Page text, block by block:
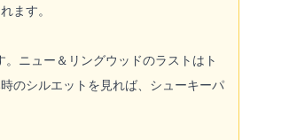
ます。
ニュー＆リングウッドのラストはト
のシルエットを見れば、シューキーパ